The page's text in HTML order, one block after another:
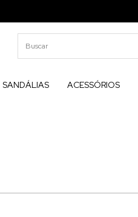
SANDÁLIAS ACESSÓRIOS